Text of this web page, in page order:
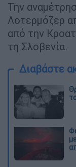
Την
Λοτερμόζερ
από την
τη Σλοβενία.
Διαβάστε